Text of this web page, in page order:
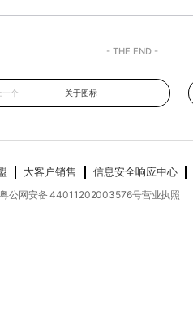
- THE END -
一个 关于图标
大客户销售 信息安全响应中心
公网安备 44011202003576号营业执照